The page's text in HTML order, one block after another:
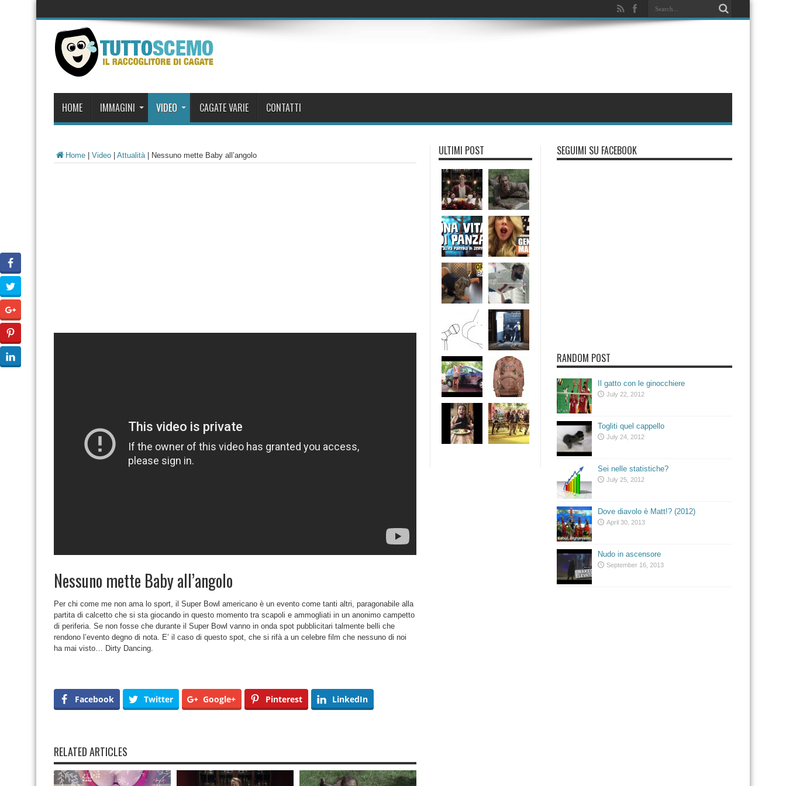
HOME IMMAGINI VIDEO CAGATE VARIE CONTATTI
Home Video Attualità| Nessuno mette Baby all’angolo
Nessuno mette Baby all’angolo
Per chi come me non ama lo sport, il Super Bowl americano è un evento come tanti altri, paragonabile alla
partita di calcetto che si sta giocando in questo momento tra scapoli e ammogliati in un anonimo campetto
di periferia. Se non fosse che durante il Super Bowl vanno in onda spot pubblicitari talmente belli che
rendono l’evento degno di nota. E’ il caso di questo spot, che si rifà a un celebre film che nessuno di noi
ha mai visto… Dirty Dancing.
Facebook Twitter Google+ Pinterest LinkedIn
RELATED ARTICLES
ULTIMI POST SEGUIMI SU FACEBOOK
RANDOM POST
Il gatto con le ginocchiere
July 22, 2012
Togliti quel cappello
July 24, 2012
Sei nelle statistiche?
July 25, 2012
Dove diavolo è Matt!? (2012)
April 30, 2013
Nudo in ascensore
September 16, 2013